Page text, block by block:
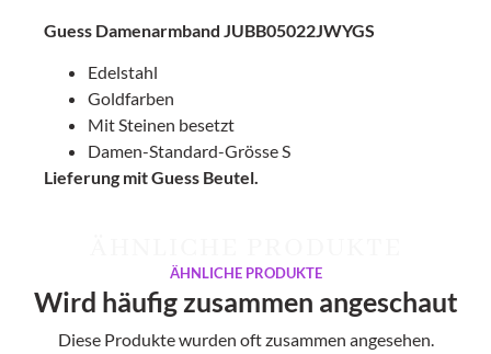
Guess Damenarmband JUBB05022JWYGS
Edelstahl
Goldfarben
Mit Steinen besetzt
Damen-Standard-Grösse S
Lieferung mit Guess Beutel.
ÄHNLICHE PRODUKTE
Wird häufig zusammen angeschaut
Diese Produkte wurden oft zusammen angesehen.